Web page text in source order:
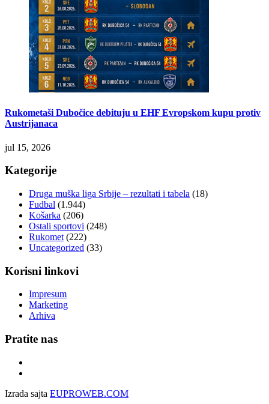
Rukometaši Dubočice debituju u EHF Evropskom kupu protiv
Austrijanaca
jul 15, 2026
Kategorije
Druga muška liga Srbije – rezultati i tabela (18)
Fudbal (1.944)
Košarka (206)
Ostali sportovi (248)
Rukomet (222)
Uncategorized (33)
Korisni linkovi
Impresum
Marketing
Arhiva
Pratite nas
Izrada sajta EUPROWEB.COM